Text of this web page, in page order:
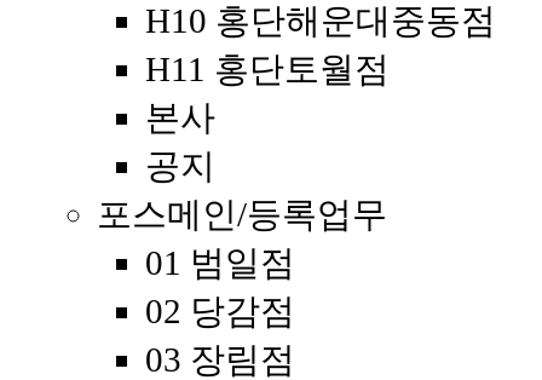
H10 홍단해운대중동점
H11 홍단토월점
본사
공지
포스메인/등록업무
01 범일점
02 당감점
03 장림점